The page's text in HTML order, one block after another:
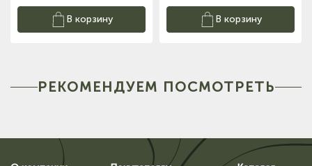
В корзину В корзину
РЕКОМЕНДУЕМ ПОСМОТРЕТЬ